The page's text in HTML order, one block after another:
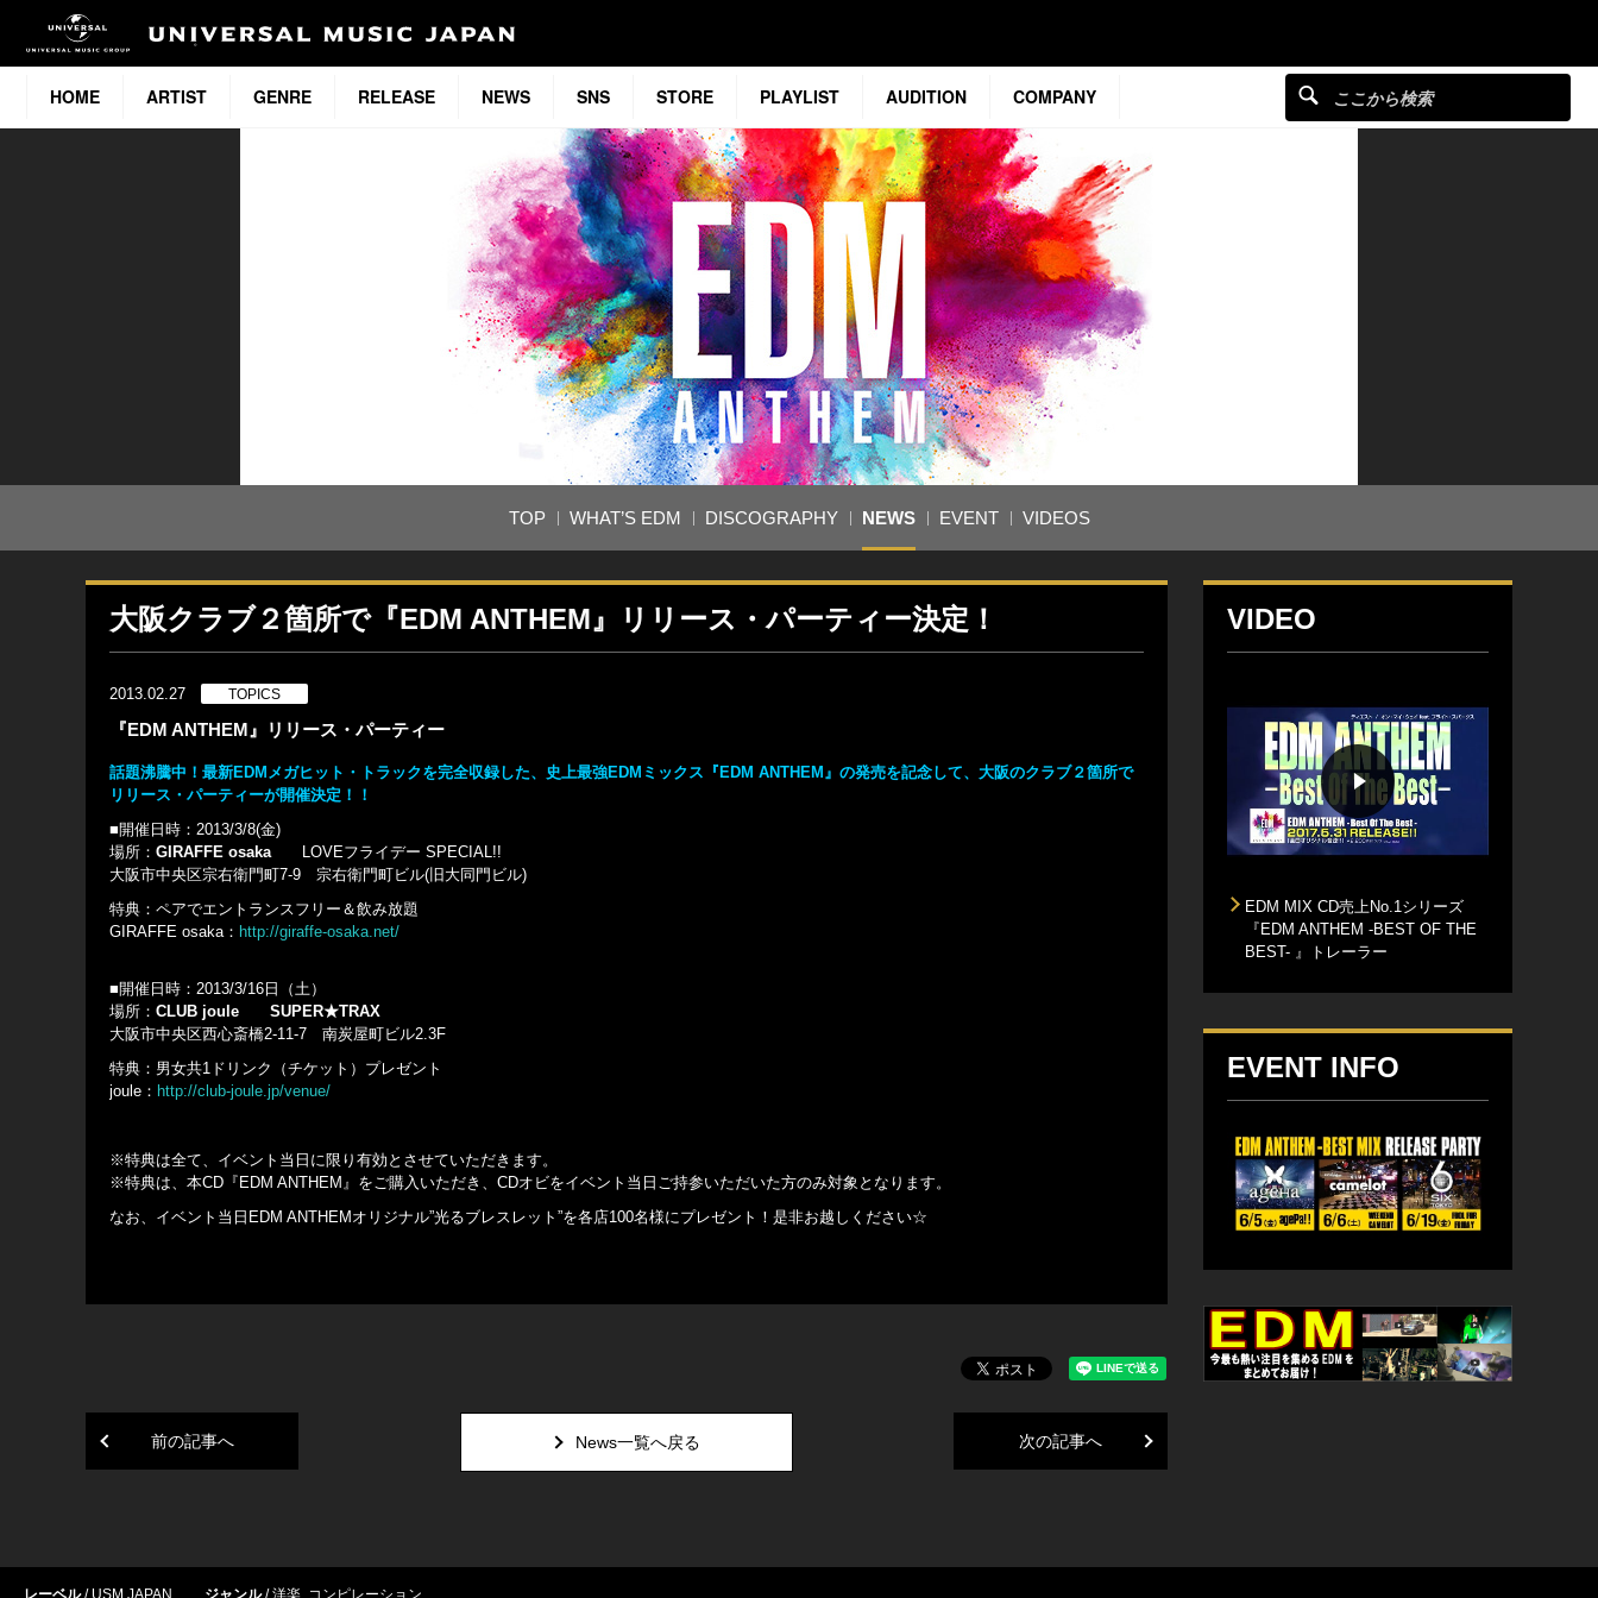
HOME ARTIST GENRE RELEASE NEWS SNS STORE PLAYLIST AUDITION COMPANY
TOP WHAT’S EDM DISCOGRAPHY NEWS EVENT VIDEOS
大阪クラブ２箇所で『EDM ANTHEM』リリース・パーティー決定！
2013.02.27 TOPICS
『EDM ANTHEM』リリース・パーティー
話題沸騰中！最新EDMメガヒット・トラックを完全収録した、史上最強EDMミックス『EDM ANTHEM』の発売を記念して、大阪のクラブ２箇所で
リリース・パーティーが開催決定！！
■開催日時：2013/3/8(金)
場所： GIRAFFE osakaLOVEフライデー SPECIAL!!
大阪市中央区宗右衛門町7-9 宗右衛門町ビル(旧大同門ビル)
特典：ペアでエントランスフリー＆飲み放題
GIRAFFE osaka： http://giraffe-osaka.net/
■開催日時：2013/3/16日（土）
場所： CLUB joule
SUPER★TRAX
大阪市中央区西心斎橋2-11-7 南炭屋町ビル2.3F
特典：男女共1ドリンク（チケット）プレゼント
joule： http://club-joule.jp/venue/
※特典は全て、イベント当日に限り有効とさせていただきます。
※特典は、本CD『EDM ANTHEM』をご購入いただき、CDオビをイベント当日ご持参いただいた方のみ対象となります。
なお、イベント当日EDM ANTHEMオリジナル”光るブレスレット”を各店100名様にプレゼント！是非お越しください☆
前の記事へ 次の記事へ
News一覧へ戻る
VIDEO
EDM MIX CD売上No.1シリーズ
『EDM ANTHEM -BEST OF THE
BEST- 』トレーラー
EVENT INFO